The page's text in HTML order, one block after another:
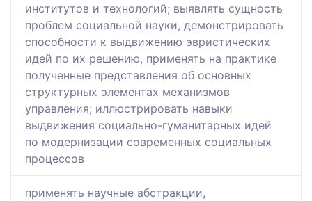
институтов и технологий; выявлять сущность
проблем социальной науки, демонстрировать
способности к выдвижению эвристических
идей по их решению, применять на практике
полученные представления об основных
структурных элементах механизмов
управления; иллюстрировать навыки
выдвижения социально-гуманитарных идей
по модернизации современных социальных
процессов
применять научные абстракции,